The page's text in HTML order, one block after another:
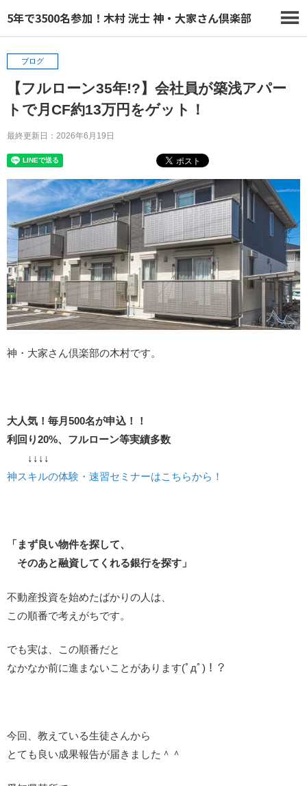
5年で3500名参加！木村 洸士 神・大家さん倶楽部
ブログ
【フルローン35年!?】会社員が築浅アパー
トで月CF約13万円をゲット！
最終更新日：2026年6月19日
神・大家さん倶楽部の木村です。
大人気！毎月500名が申込！！
利回り20%、フルローン等実績多数
↓↓↓↓
神スキルの体験・速習セミナーはこちらから！
「まず良い物件を探して、
そのあと融資してくれる銀行を探す」
不動産投資を始めたばかりの人は、
この順番で考えがちです。
でも実は、この順番だと
なかなか前に進まないことがあります(ﾟдﾟ)！？
今回、教えている生徒さんから
とても良い成果報告が届きました＾＾